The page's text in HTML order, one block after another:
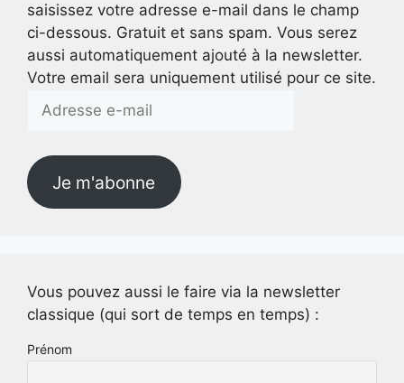
saisissez votre adresse e-mail dans le champ
ci-dessous. Gratuit et sans spam. Vous serez
aussi automatiquement ajouté à la newsletter.
Votre email sera uniquement utilisé pour ce site.
Adresse
Je m'abonne
Vous pouvez aussi le faire via la newsletter
classique (qui sort de temps en temps) :
Prénom